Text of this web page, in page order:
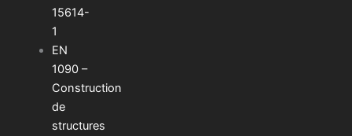
15614-
1
EN
1090 –
Construction
de
structures